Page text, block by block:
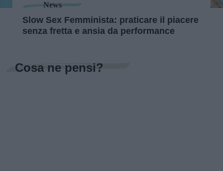
News
Slow Sex Femminista: praticare il piacere
senza fretta e ansia da performance
Cosa ne pensi?